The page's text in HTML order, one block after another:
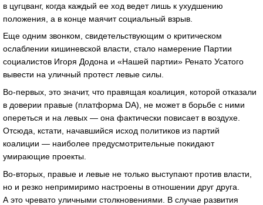
в цугцванг, когда каждый ее ход ведет лишь к ухудшению
положения, а в конце маячит социальный взрыв.
Еще одним звонком, свидетельствующим о критическом
ослаблении кишиневской власти, стало намерение Партии
социалистов Игоря Додона и «Нашей партии» Ренато Усатого
вывести на уличный протест левые силы.
Во-первых, это значит, что правящая коалиция, которой отказали
в доверии правые (платформа DA), не может в борьбе с ними
опереться и на левых — она фактически повисает в воздухе.
Отсюда, кстати, начавшийся исход политиков из партий
коалиции — наиболее предусмотрительные покидают
умирающие проекты.
Во-вторых, правые и левые не только выступают против власти,
но и резко непримиримо настроены в отношении друг друга.
А это чревато уличными столкновениями. В случае развития